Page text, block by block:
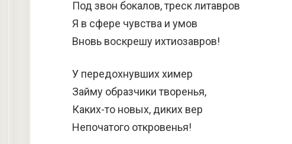
Под звон бокалов, треск литавров
Я в сфере чувства и умов
Вновь воскрешу ихтиозавров!
У передохнувших химер
Займу образчики творенья,
Каких-то новых, диких вер
Непочатого откровенья!